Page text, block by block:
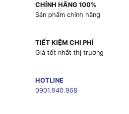
CHÍNH HÃNG 100%
Sản phẩm chính hãng
TIẾT KIỆM CHI PHÍ
Giá tốt nhất thị trường
HOTLINE
0901.940.968